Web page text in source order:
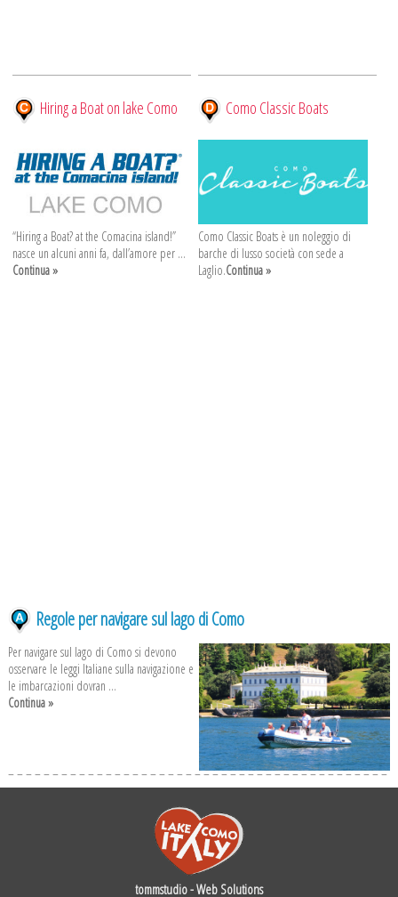
Hiring a Boat on lake Como
“Hiring a Boat? at the Comacina island!”
nasce un alcuni anni fa, dall’amore per ...
Continua »
Como Classic Boats
Como Classic Boats è un noleggio di
barche di lusso società con sede a
Laglio.Continua »
Regole per navigare sul lago di Como
Per navigare sul lago di Como si devono
osservare le leggi Italiane sulla navigazione e
le imbarcazioni dovran ...
Continua »
tommstudio - Web Solutions